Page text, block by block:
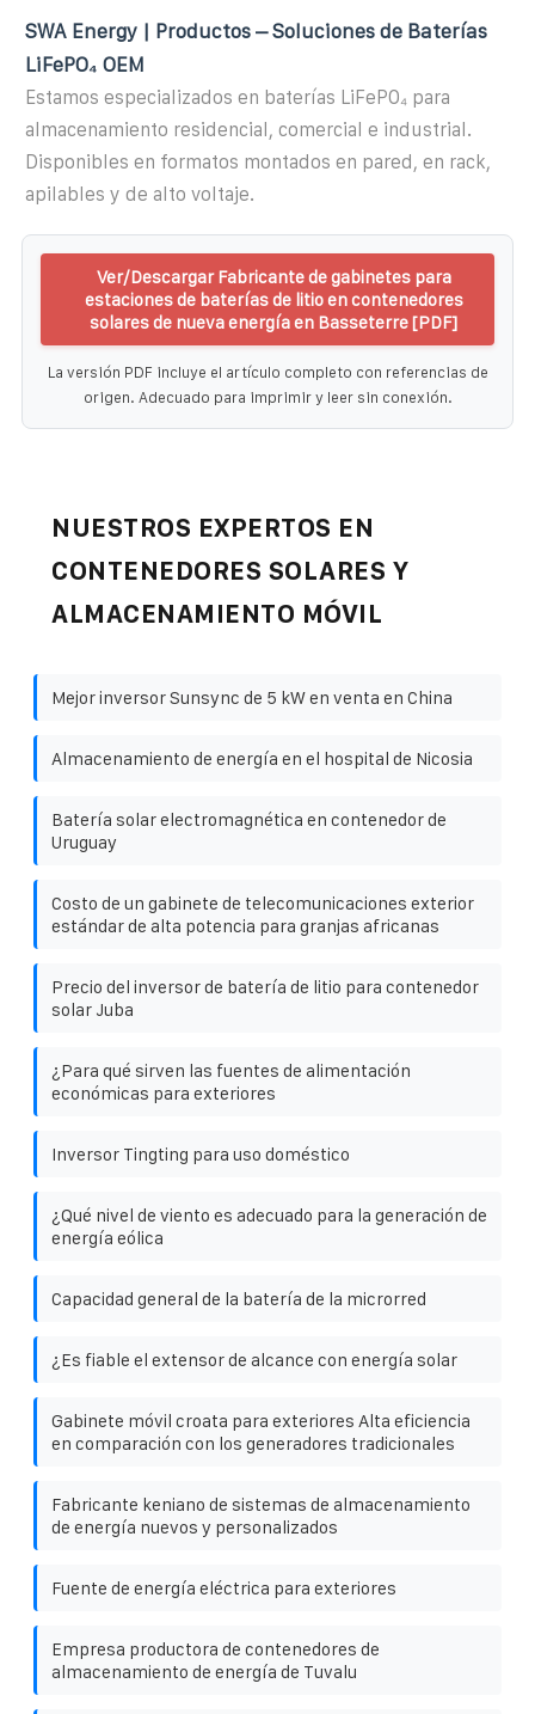
SWA Energy | Productos – Soluciones de Baterías
LiFePO₄ OEM
Estamos especializados en baterías LiFePO₄ para
almacenamiento residencial, comercial e industrial.
Disponibles en formatos montados en pared, en rack,
apilables y de alto voltaje.
Ver/Descargar Fabricante de gabinetes para
estaciones de baterías de litio en contenedores
solares de nueva energía en Basseterre [PDF]
La versión PDF incluye el artículo completo con referencias de
origen. Adecuado para imprimir y leer sin conexión.
NUESTROS EXPERTOS EN
CONTENEDORES SOLARES Y
ALMACENAMIENTO MÓVIL
Mejor inversor Sunsync de 5 kW en venta en China
Almacenamiento de energía en el hospital de Nicosia
Batería solar electromagnética en contenedor de
Uruguay
Costo de un gabinete de telecomunicaciones exterior
estándar de alta potencia para granjas africanas
Precio del inversor de batería de litio para contenedor
solar Juba
¿Para qué sirven las fuentes de alimentación
económicas para exteriores
Inversor Tingting para uso doméstico
¿Qué nivel de viento es adecuado para la generación de
energía eólica
Capacidad general de la batería de la microrred
¿Es fiable el extensor de alcance con energía solar
Gabinete móvil croata para exteriores Alta eficiencia
en comparación con los generadores tradicionales
Fabricante keniano de sistemas de almacenamiento
de energía nuevos y personalizados
Fuente de energía eléctrica para exteriores
Empresa productora de contenedores de
almacenamiento de energía de Tuvalu